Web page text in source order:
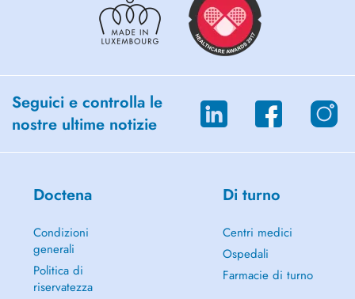
Seguici e controlla le
nostre ultime notizie
Doctena
Condizioni
generali
Politica di
riservatezza
Di turno
Centri medici
Ospedali
Farmacie di turno